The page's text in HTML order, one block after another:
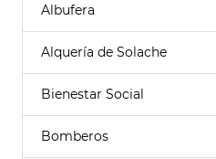
Albufera
Alquería de Solache
Bienestar Social
Bomberos